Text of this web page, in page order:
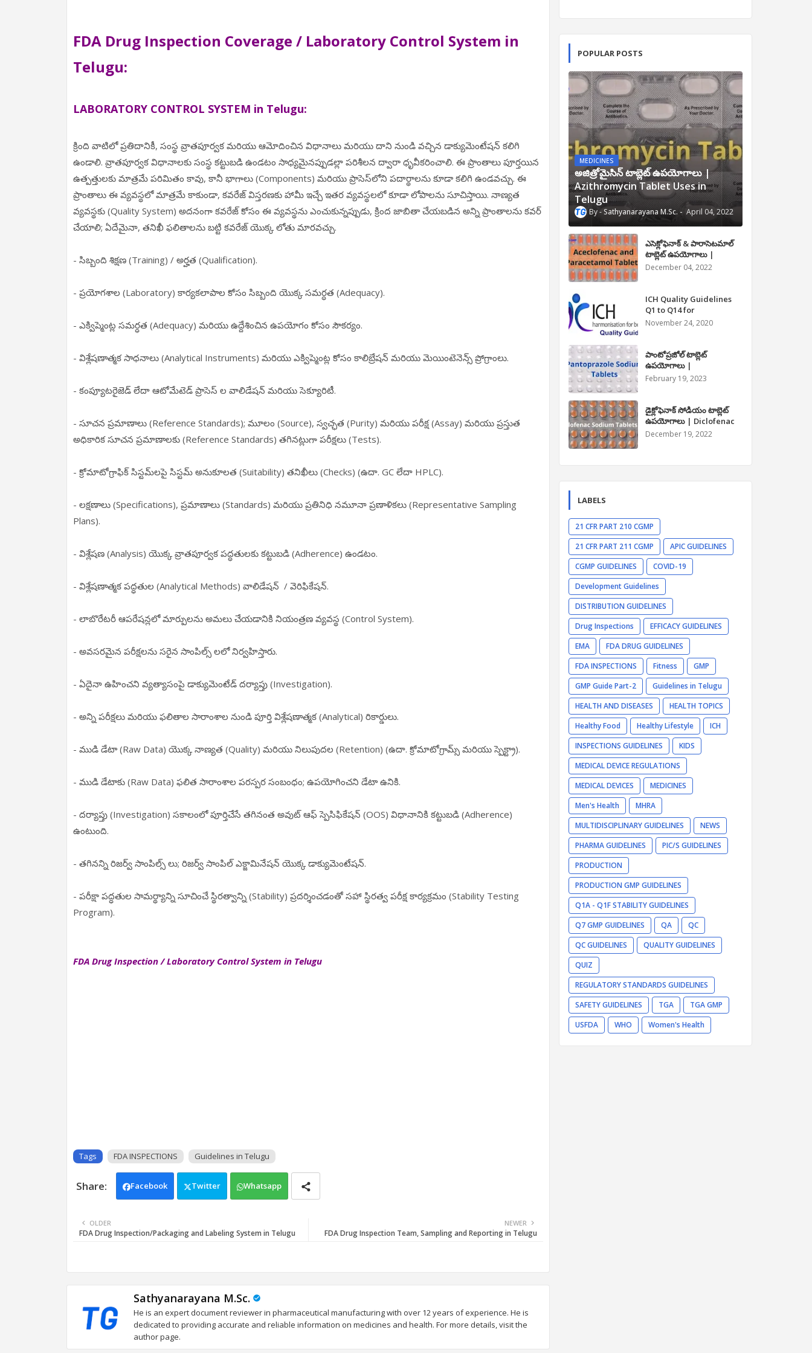
FDA Drug Inspection Coverage / Laboratory Control System in
Telugu:
LABORATORY CONTROL SYSTEM in Telugu:
క్రింది వాటిలో ప్రతిదానికీ, సంస్థ వ్రాతపూర్వక మరియు ఆమోదించిన విధానాలు మరియు దాని నుండి వచ్చిన డాక్యుమెంటేషన్ కలిగి
ఉండాలి. వ్రాతపూర్వక విధానాలకు సంస్థ కట్టుబడి ఉండటం సాధ్యమైనప్పుడల్లా పరిశీలన ద్వారా ధృవీకరించాలి. ఈ ప్రాంతాలు పూర్తయిన
ఉత్పత్తులకు మాత్రమే పరిమితం కావు, కానీ భాగాలు (Components) మరియు ప్రాసెస్‌లోని పదార్థాలను కూడా కలిగి ఉండవచ్చు. ఈ
ప్రాంతాలు ఈ వ్యవస్థలో మాత్రమే కాకుండా, కవరేజ్ విస్తరణకు హామీ ఇచ్చే ఇతర వ్యవస్థలలో కూడా లోపాలను సూచిస్తాయి. నాణ్యత
వ్యవస్థకు (Quality System) అదనంగా కవరేజ్ కోసం ఈ వ్యవస్థను ఎంచుకున్నప్పుడు, క్రింద జాబితా చేయబడిన అన్ని ప్రాంతాలను కవర్
చేయాలి; ఏదేమైనా, తనిఖీ ఫలితాలను బట్టి కవరేజ్ యొక్క లోతు మారవచ్చు.
- సిబ్బంది శిక్షణ (Training) / అర్హత (Qualification).
- ప్రయోగశాల (Laboratory) కార్యకలాపాల కోసం సిబ్బంది యొక్క సమర్ధత (Adequacy).
- ఎక్విప్మెంట్ల సమర్ధత (Adequacy) మరియు ఉద్దేశించిన ఉపయోగం కోసం సౌకర్యం.
- విశ్లేషణాత్మక సాధనాలు (Analytical Instruments) మరియు ఎక్విప్మెంట్ల కోసం కాలిబ్రేషన్ మరియు మెయింటెనెన్స్ ప్రోగ్రాంలు.
- కంప్యూటరైజెడ్ లేదా ఆటోమేటెడ్ ప్రాసెస్ ల వాలిడేషన్ మరియు సెక్యూరిటీ.
- సూచన ప్రమాణాలు (Reference Standards); మూలం (Source), స్వచ్ఛత (Purity) మరియు పరీక్ష (Assay) మరియు ప్రస్తుత
అధికారిక సూచన ప్రమాణాలకు (Reference Standards) తగినట్లుగా పరీక్షలు (Tests).
- క్రోమాటోగ్రాఫిక్ సిస్టమ్‌లపై సిస్టమ్ అనుకూలత (Suitability) తనిఖీలు (Checks) (ఉదా. GC లేదా HPLC).
- లక్షణాలు (Specifications), ప్రమాణాలు (Standards) మరియు ప్రతినిధి నమూనా ప్రణాళికలు (Representative Sampling
Plans).
- విశ్లేషణ (Analysis) యొక్క వ్రాతపూర్వక పద్ధతులకు కట్టుబడి (Adherence) ఉండటం.
- విశ్లేషణాత్మక పద్ధతుల (Analytical Methods) వాలిడేషన్ / వెరిఫికేషన్.
- లాబొరేటరీ ఆపరేషన్లలో మార్పులను అమలు చేయడానికి నియంత్రణ వ్యవస్థ (Control System).
- అవసరమైన పరీక్షలను సరైన సాంపిల్స్ లలో నిర్వహిస్తారు.
- ఏదైనా ఉహించని వ్యత్యాసంపై డాక్యుమెంటేడ్ దర్యాప్తు (Investigation).
- అన్ని పరీక్షలు మరియు ఫలితాల సారాంశాల నుండి పూర్తి విశ్లేషణాత్మక (Analytical) రికార్డులు.
- ముడి డేటా (Raw Data) యొక్క నాణ్యత (Quality) మరియు నిలుపుదల (Retention) (ఉదా. క్రోమాటోగ్రామ్స్ మరియు స్పెక్ట్రా).
- ముడి డేటాకు (Raw Data) ఫలిత సారాంశాల పరస్పర సంబంధం; ఉపయోగించని డేటా ఉనికి.
- దర్యాప్తు (Investigation) సకాలంలో పూర్తిచేసే తగినంత అవుట్ ఆఫ్ స్పెసిఫికేషన్ (OOS) విధానానికి కట్టుబడి (Adherence)
ఉంటుంది.
- తగినన్ని రిజర్వ్ సాంపిల్స్ లు; రిజర్వ్ సాంపిల్ ఎక్జామినేషన్ యొక్క డాక్యుమెంటేషన్.
- పరీక్షా పద్ధతుల సామర్థ్యాన్ని సూచించే స్థిరత్వాన్ని (Stability) ప్రదర్శించడంతో సహా స్థిరత్వ పరీక్ష కార్యక్రమం (Stability Testing
Program).
FDA Drug Inspection / Laboratory Control System in Telugu
Tags FDA INSPECTIONS Guidelines in Telugu
Facebook Twitter Whatsapp
NEWER
FDA Drug Inspection Team, Sampling and Reporting in Telugu
OLDER
FDA Drug Inspection/Packaging and Labeling System in Telugu
Sathyanarayana M.Sc.
He is an expert document reviewer in pharmaceutical manufacturing with over 12 years of experience. He is
dedicated to providing accurate and reliable information on medicines and health. For more details, visit the
author page.
POPULAR POSTS
MEDICINES
అజిత్రోమైసిన్ టాబ్లెట్ ఉపయోగాలు |
Azithromycin Tablet Uses in
Telugu
Sathyanarayana M.Sc. April 04, 2022
ఎసెక్లోఫెనాక్ & పారాసెటమాల్
టాబ్లెట్ ఉపయోగాలు |
Aceclofenac and
December 04, 2022
ICH Quality Guidelines
Q1 to Q14 for
Pharmaceuticals
November 24, 2020
పాంటోప్రజోల్ టాబ్లెట్
ఉపయోగాలు |
Pantoprazole Tablet
February 19, 2023
డైక్లోఫెనాక్ సోడియం టాబ్లెట్
ఉపయోగాలు | Diclofenac
Sodium Tablet Uses in
December 19, 2022
LABELS
21 CFR PART 210 CGMP
21 CFR PART 211 CGMP
APIC GUIDELINES
CGMP GUIDELINES
COVID-19
Development Guidelines
DISTRIBUTION GUIDELINES
Drug Inspections
EFFICACY GUIDELINES
EMA
FDA DRUG GUIDELINES
FDA INSPECTIONS
Fitness
GMP
GMP Guide Part-2
Guidelines in Telugu
HEALTH AND DISEASES
HEALTH TOPICS
Healthy Food
Healthy Lifestyle
ICH
INSPECTIONS GUIDELINES
KIDS
MEDICAL DEVICE REGULATIONS
MEDICAL DEVICES
MEDICINES
Men's Health
MHRA
MULTIDISCIPLINARY GUIDELINES
NEWS
PHARMA GUIDELINES
PIC/S GUIDELINES
PRODUCTION
PRODUCTION GMP GUIDELINES
Q1A - Q1F STABILITY GUIDELINES
Q7 GMP GUIDELINES
QA
QC
QC GUIDELINES
QUALITY GUIDELINES
QUIZ
REGULATORY STANDARDS GUIDELINES
SAFETY GUIDELINES
TGA
TGA GMP
USFDA
WHO Women's Health